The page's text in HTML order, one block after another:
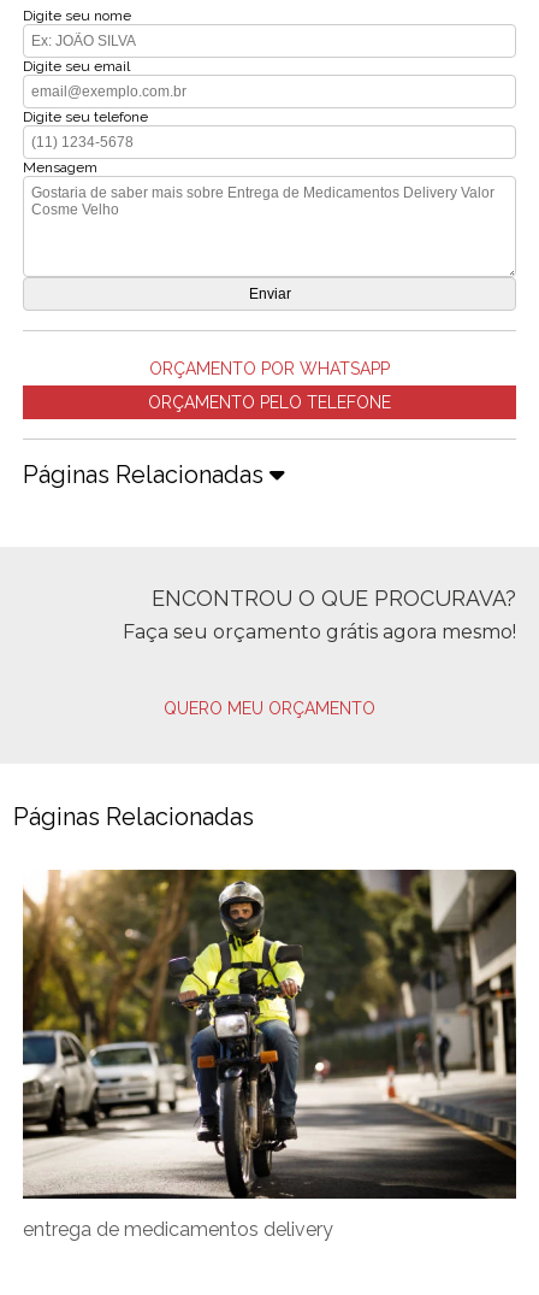
Digite seu nome
Digite seu email
Digite seu telefone
Mensagem
ORÇAMENTO POR WHATSAPP
ORÇAMENTO PELO TELEFONE
Páginas Relacionadas
ENCONTROU O QUE PROCURAVA?
Faça seu orçamento grátis agora mesmo!
QUERO MEU ORÇAMENTO
Páginas Relacionadas
entrega de medicamentos delivery